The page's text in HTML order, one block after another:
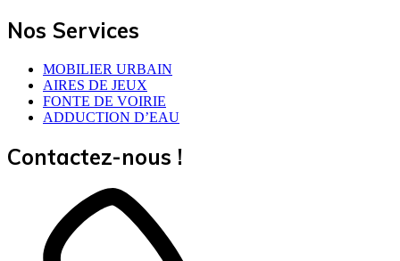
Nos Services
MOBILIER URBAIN
AIRES DE JEUX
FONTE DE VOIRIE
ADDUCTION D’EAU
Contactez-nous !